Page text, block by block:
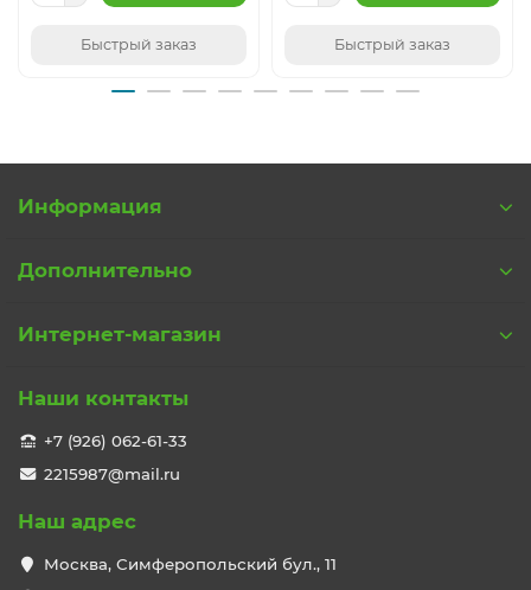
Быстрый заказ Быстрый заказ
Информация
Дополнительно
Интернет-магазин
Наши контакты
+7 (926) 062-61-33
2215987@mail.ru
Наш адрес
Москва, Симферопольский бул., 11